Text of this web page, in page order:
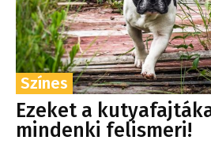
Színes
Ezeket a
mindenki felismeri!